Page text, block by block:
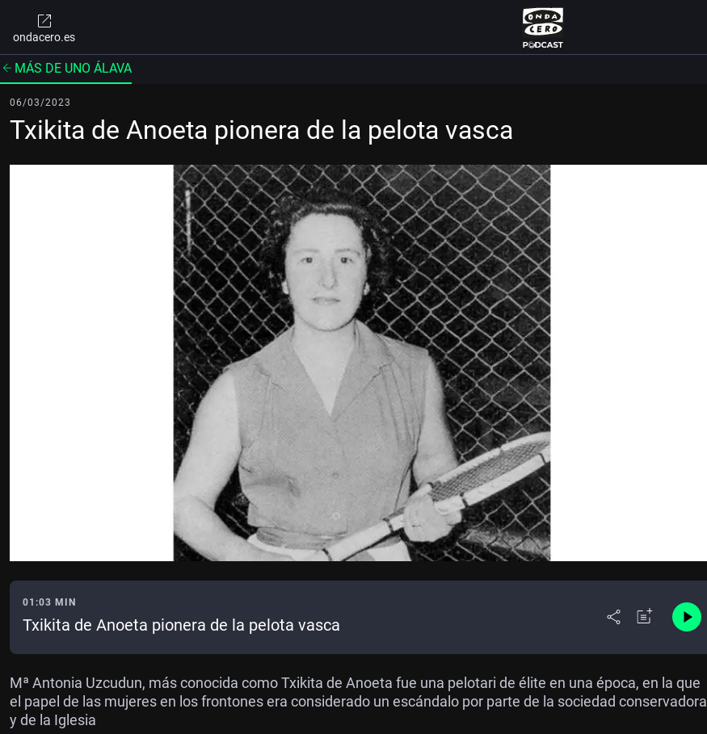
ondacero.es
MÁS DE UNO ÁLAVA
06/03/2023
Txikita de Anoeta pionera de la pelota vasca
01:03 MIN
Txikita de Anoeta pionera de la pelota vasca
Mª Antonia Uzcudun, más conocida como Txikita de Anoeta fue una pelotari de élite en una época, en la que
el papel de las mujeres en los frontones era considerado un escándalo por parte de la sociedad conservadora
y de la Iglesia